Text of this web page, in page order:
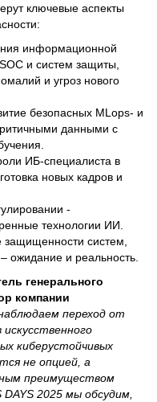
ключевые аспекты
информационной
и систем защиты,
и угроз нового
безопасных MLops- и
данными с
ИБ-специалиста в
новых кадров и
-
технологии ИИ.
защищенности систем,
ожидание и реальность.
генерального
компании
переход от
киберустойчивых
не опцией, а
преимуществом
2025 мы обсудим,